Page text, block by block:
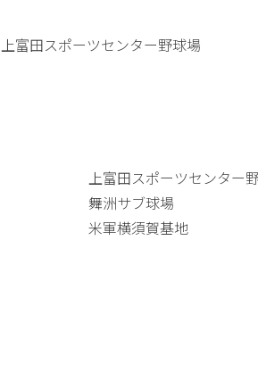
上富田スポーツセンター野球場
上富田スポーツセンター
舞洲サブ球場
米軍横須賀基地